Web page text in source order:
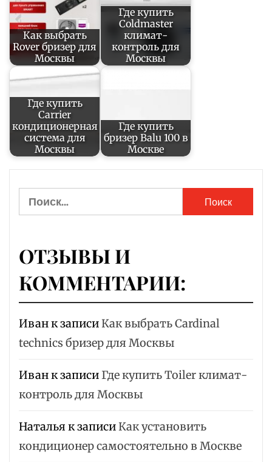
Как выбрать
Rover бризер для
Москвы
Где купить
Coldmaster
климат-
контроль для
Москвы
Где купить
Carrier
кондиционерная
система для
Москвы
Где купить
бризер Balu 100 в
Москве
Найти:
ОТЗЫВЫ И
КОММЕНТАРИИ:
Иванк записиКак выбрать Cardinal
technics бризер для Москвы
Иванк записиГде купить Toiler климат-
контроль для Москвы
Наталья к записиКак установить
кондиционер самостоятельно в Москве